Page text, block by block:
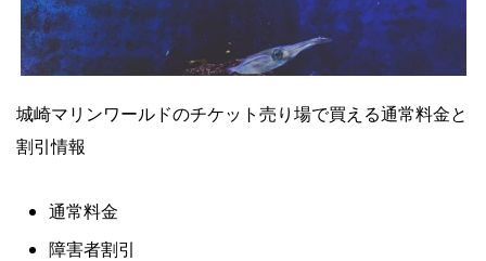
城崎マリンワールドのチケット売り場で買える通常料金と
割引情報
通常料金
障害者割引